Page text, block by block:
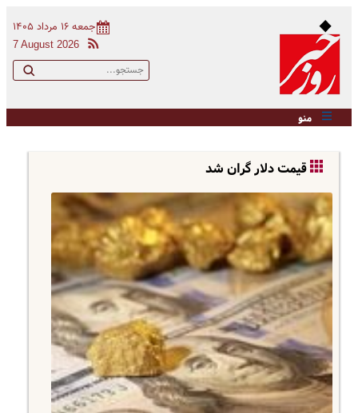
جمعه ۱۶ مرداد ۱۴۰۵
7 August 2026
منو
قیمت دلار گران شد